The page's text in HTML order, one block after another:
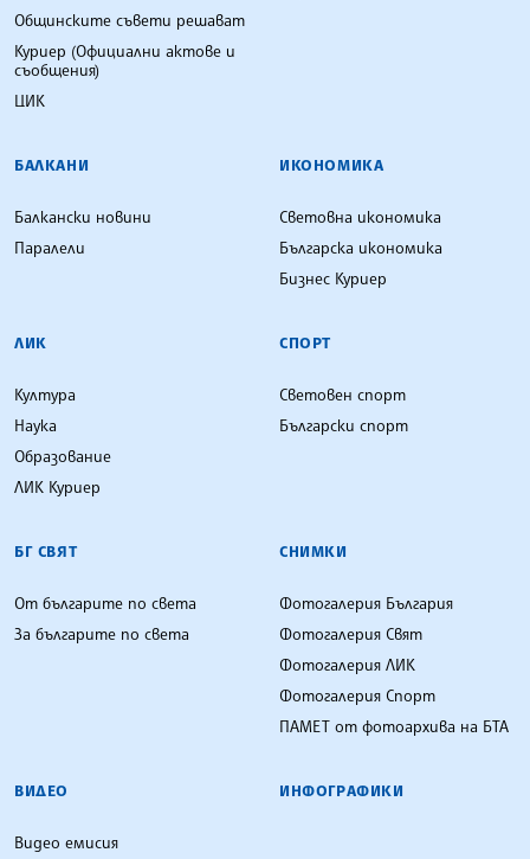
Общинските съвети решават
Куриер (Официални актове и
съобщения)
ЦИК
БАЛКАНИ
Балкански новини
Паралели
ИКОНОМИКА
Световна икономика
Българска икономика
Бизнес Куриер
ЛИК
Култура
Наука
Образование
ЛИК Куриер
СПОРТ
Световен спорт
Български спорт
БГ СВЯТ
От българите по света
За българите по света
СНИМКИ
Фотогалерия България
Фотогалерия Свят
Фотогалерия ЛИК
Фотогалерия Спорт
ПАМЕТ от фотоархива на БТА
ВИДЕО
Видео емисия
ИНФОГРАФИКИ